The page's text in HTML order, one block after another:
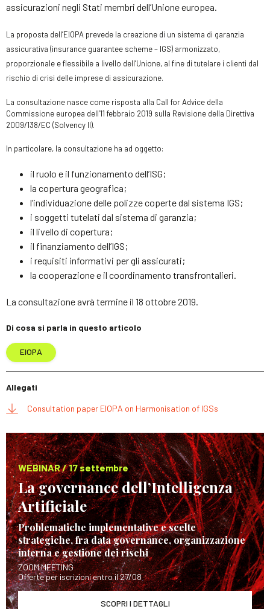
assicurazioni negli Stati membri dell’Unione europea.
La proposta dell’EIOPA prevede la creazione di un sistema di garanzia
assicurativa (insurance guarantee scheme – IGS) armonizzato,
proporzionale e flessibile a livello dell’Unione, al fine di tutelare i clienti dal
rischio di crisi delle imprese di assicurazione.
La consultazione nasce come risposta alla Call for Advice della
Commissione europea dell’11 febbraio 2019 sulla Revisione della Direttiva
2009/138/EC (Solvency II).
In particolare, la consultazione ha ad oggetto:
il ruolo e il funzionamento dell’ISG;
la copertura geografica;
l’individuazione delle polizze coperte dal sistema IGS;
i soggetti tutelati dal sistema di garanzia;
il livello di copertura;
il finanziamento dell’IGS;
i requisiti informativi per gli assicurati;
la cooperazione e il coordinamento transfrontalieri.
La consultazione avrà termine il 18 ottobre 2019.
Di cosa si parla in questo articolo
EIOPA
Allegati
Consultation paper EIOPA on Harmonisation of IGSs
WEBINAR / 17 settembre
La governance dell’Intelligenza
Artificiale
Problematiche implementative e scelte
strategiche, fra data governance, organizzazione
interna e gestione dei rischi
ZOOM MEETING
Offerte per iscrizioni entro il 27/08
SCOPRI I DETTAGLI